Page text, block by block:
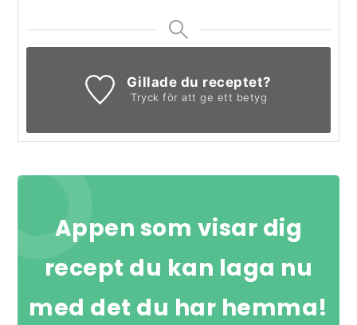
Gillade du receptet?
Tryck för att ge ett betyg
Appen som visar dig
recept du kan laga nu
med det du har hemma!